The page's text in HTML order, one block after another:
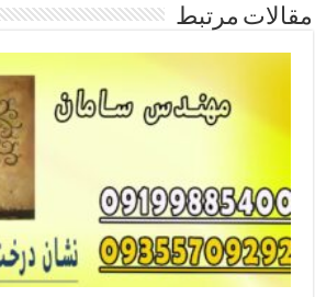
مقالات مرتبط